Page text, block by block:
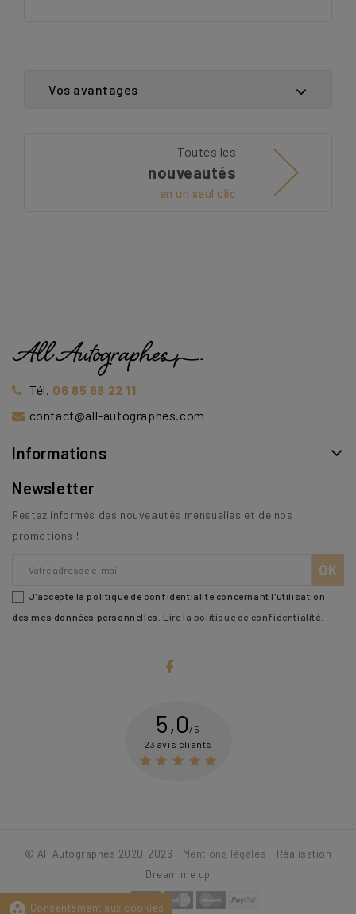
Vos avantages
Toutes les
nouveautés
en un seul clic
Tél. 06 85 68 22 11
contact@all-autographes.com
Informations
Newsletter
Restez informés des nouveautés mensuelles et de nos
promotions !
J'accepte la politique de confidentialité concernant l'utilisation
des mes données personnelles. Lire la politique de confidentialité
5,0 /5
23 avis clients
    
© All Autographes 2020-2026 - Mentions légales - Réalisation
Dream me up
group_work Consentement aux cookies